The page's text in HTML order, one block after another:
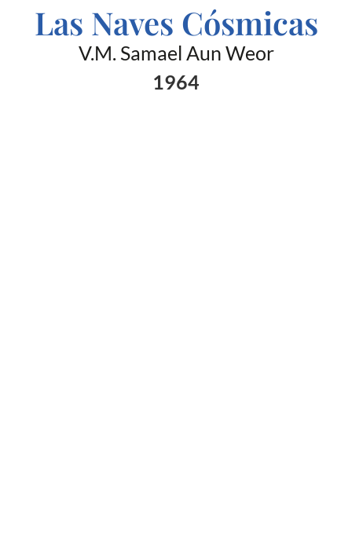
Las Naves Cósmicas
V.M. Samael Aun Weor
1964